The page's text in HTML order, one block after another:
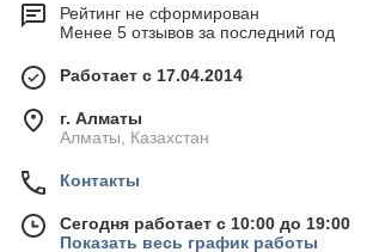
Рейтинг не сформирован
Менее 5 отзывов за последний год
Работает с 17.04.2014
г. Алматы
Алматы, Казахстан
Контакты
Сегодня работает с 10:00 до 19:00
Показать весь график работы